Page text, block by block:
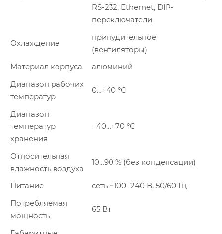
RS-232, Ethernet, DIP-
переключатели
Охлаждение
принудительное
(вентиляторы)
Материал корпуса
алюминий
Диапазон рабочих
температур
0…+40 °C
Диапазон
температур
хранения
−40…+70 °C
Относительная
влажность воздуха
10…90 % (без конденсации)
Питание
сеть ~100–240 В, 50/60 Гц
Потребляемая
мощность
65 Вт